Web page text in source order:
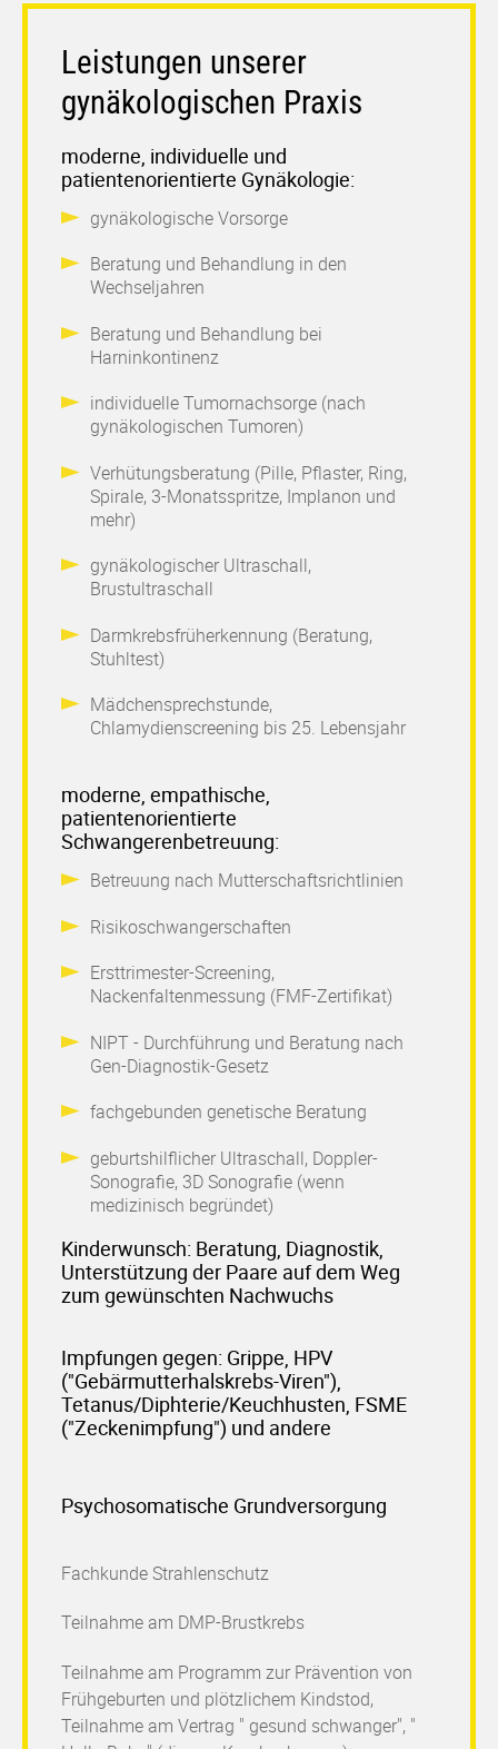
Leistungen unserer
gynäkologischen Praxis
moderne, individuelle und
patientenorientierte Gynäkologie:
gynäkologische Vorsorge
Beratung und Behandlung in den
Wechseljahren
Beratung und Behandlung bei
Harninkontinenz
individuelle Tumornachsorge (nach
gynäkologischen Tumoren)
Verhütungsberatung (Pille, Pflaster, Ring,
Spirale, 3-Monatsspritze, Implanon und
mehr)
gynäkologischer Ultraschall,
Brustultraschall
Darmkrebsfrüherkennung (Beratung,
Stuhltest)
Mädchensprechstunde,
Chlamydienscreening bis 25. Lebensjahr
moderne, empathische,
patientenorientierte
Schwangerenbetreuung:
Betreuung nach Mutterschaftsrichtlinien
Risikoschwangerschaften
Ersttrimester-Screening,
Nackenfaltenmessung (FMF-Zertifikat)
NIPT - Durchführung und Beratung nach
Gen-Diagnostik-Gesetz
fachgebunden genetische Beratung
geburtshilflicher Ultraschall, Doppler-
Sonografie, 3D Sonografie (wenn
medizinisch begründet)
Kinderwunsch: Beratung, Diagnostik,
Unterstützung der Paare auf dem Weg
zum gewünschten Nachwuchs
Impfungen gegen: Grippe, HPV
("Gebärmutterhalskrebs-Viren"),
Tetanus/Diphterie/Keuchhusten, FSME
("Zeckenimpfung") und andere
Psychosomatische Grundversorgung
Fachkunde Strahlenschutz
Teilnahme am DMP-Brustkrebs
Teilnahme am Programm zur Prävention von
Frühgeburten und plötzlichem Kindstod,
Teilnahme am Vertrag " gesund schwanger", "